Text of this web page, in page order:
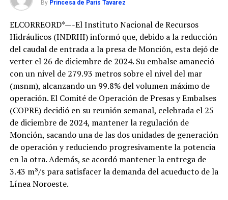
By Princesa de Paris Tavarez
ELCORREORD*—-El Instituto Nacional de Recursos
Hidráulicos (INDRHI) informó que, debido a la reducción
del caudal de entrada a la presa de Monción, esta dejó de
verter el 26 de diciembre de 2024. Su embalse amaneció
con un nivel de 279.93 metros sobre el nivel del mar
(msnm), alcanzando un 99.8% del volumen máximo de
operación. El Comité de Operación de Presas y Embalses
(COPRE) decidió en su reunión semanal, celebrada el 25
de diciembre de 2024, mantener la regulación de
Monción, sacando una de las dos unidades de generación
de operación y reduciendo progresivamente la potencia
en la otra. Además, se acordó mantener la entrega de
3.43 m³/s para satisfacer la demanda del acueducto de la
Línea Noroeste.